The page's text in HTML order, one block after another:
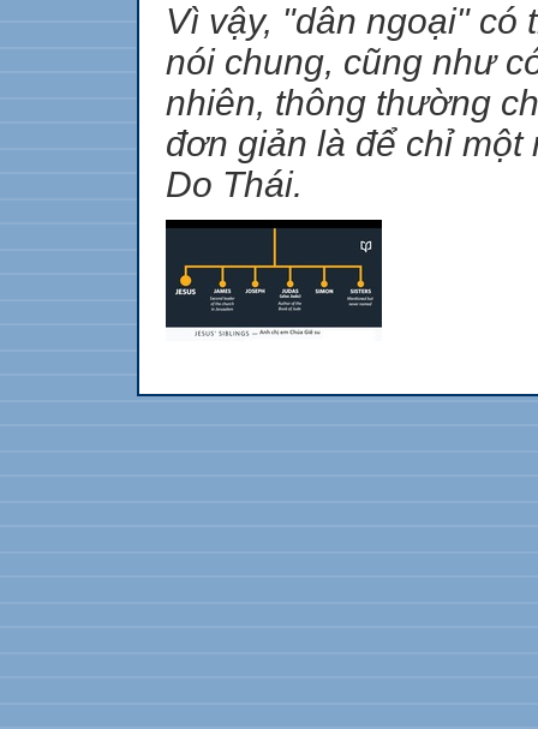
Vì vậy, "dân ngoại"
nói chung, cũng như
nhiên, thông thường
đơn giản là để chỉ
Do Thái.